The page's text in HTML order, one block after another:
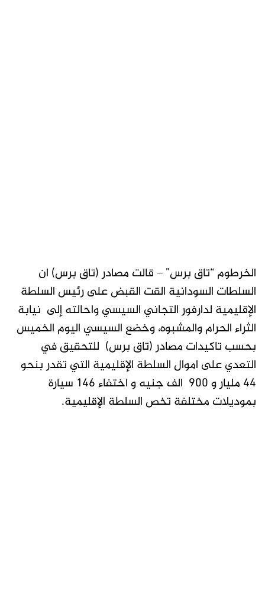
الخرطوم “تاق برس” – قالت مصادر (تاق برس) ان
السلطات السودانية القت القبض على رئيس السلطة
الإقليمية لدارفور التجاني السيسي واحالته إلى نيابة
الثراء الحرام والمشبوه، وخضع السيسي اليوم الخميس
بحسب تاكيدات مصادر (تاق برس) للتحقيق في
التعدي على اموال السلطة الإقليمية التي تقدر بنحو
44 مليار و 900 الف جنيه و اختفاء 146 سيارة
بموديلات مختلفة تخص السلطة الإقليمية.